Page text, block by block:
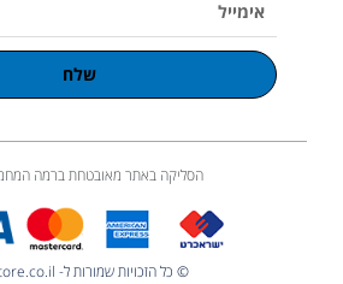
שלח
הסליקה באתר מאובטחת ברמה
© כל הזכויות שמורות ל- Hackstore.co.il